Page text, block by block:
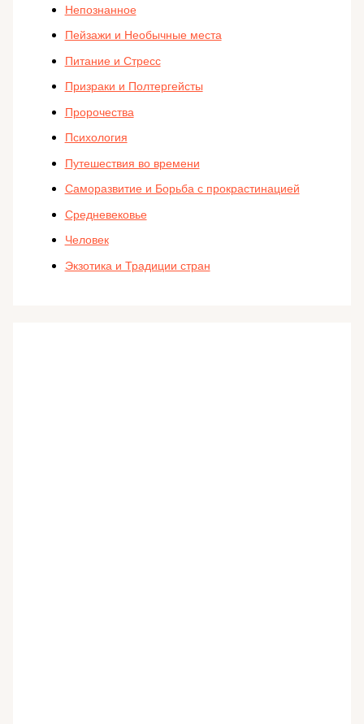
Непознанное
Пейзажи и Необычные места
Питание и Стресс
Призраки и Полтергейсты
Пророчества
Психология
Путешествия во времени
Саморазвитие и Борьба с прокрастинацией
Средневековье
Человек
Экзотика и Традиции стран